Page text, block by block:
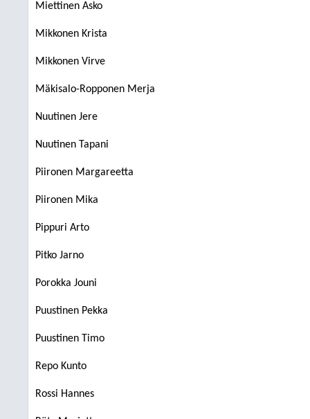
Miettinen Asko
Mikkonen Krista
Mikkonen Virve
Mäkisalo-Ropponen Merja
Nuutinen Jere
Nuutinen Tapani
Piironen Margareetta
Piironen Mika
Pippuri Arto
Pitko Jarno
Porokka Jouni
Puustinen Pekka
Puustinen Timo
Repo Kunto
Rossi Hannes